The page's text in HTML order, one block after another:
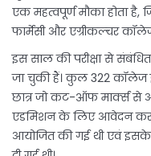
एक महत्वपूर्ण मौका होता है,
फार्मेसी और एग्रीकल्चर
इस साल की परीक्षा से
जा चुकी हैं। कुल 322 कॉलेज
छात्र जो कट-ऑफ मार्क्स से
एडमिशन के लिए आवेदन कर
आयोजित की गई थी एवं इसके